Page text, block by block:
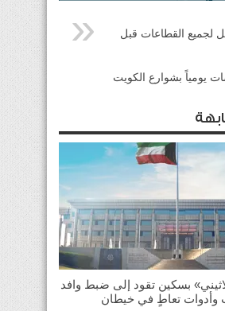
لجميع القطاعات قبل
بسكين تقود إلى ضبط وافد
وأدوات تعاطٍ في خيطان